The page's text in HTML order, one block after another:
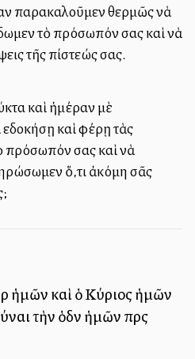
παρακαλοῦμεν θερμῶς νὰ
τὸ πρόσωπόν σας καὶ νὰ
τῆς πίστεώς σας.
καὶ ἡμέραν μὲ
καὶ φέρῃ τὰς
πρόσωπόν σας καὶ νὰ
ὅ,τι ἀκόμη σᾶς
ἡμῶν καὶ ὁ Κύριος ἡμῶν
τὴν ὁδὸν ἡμῶν πρὸς